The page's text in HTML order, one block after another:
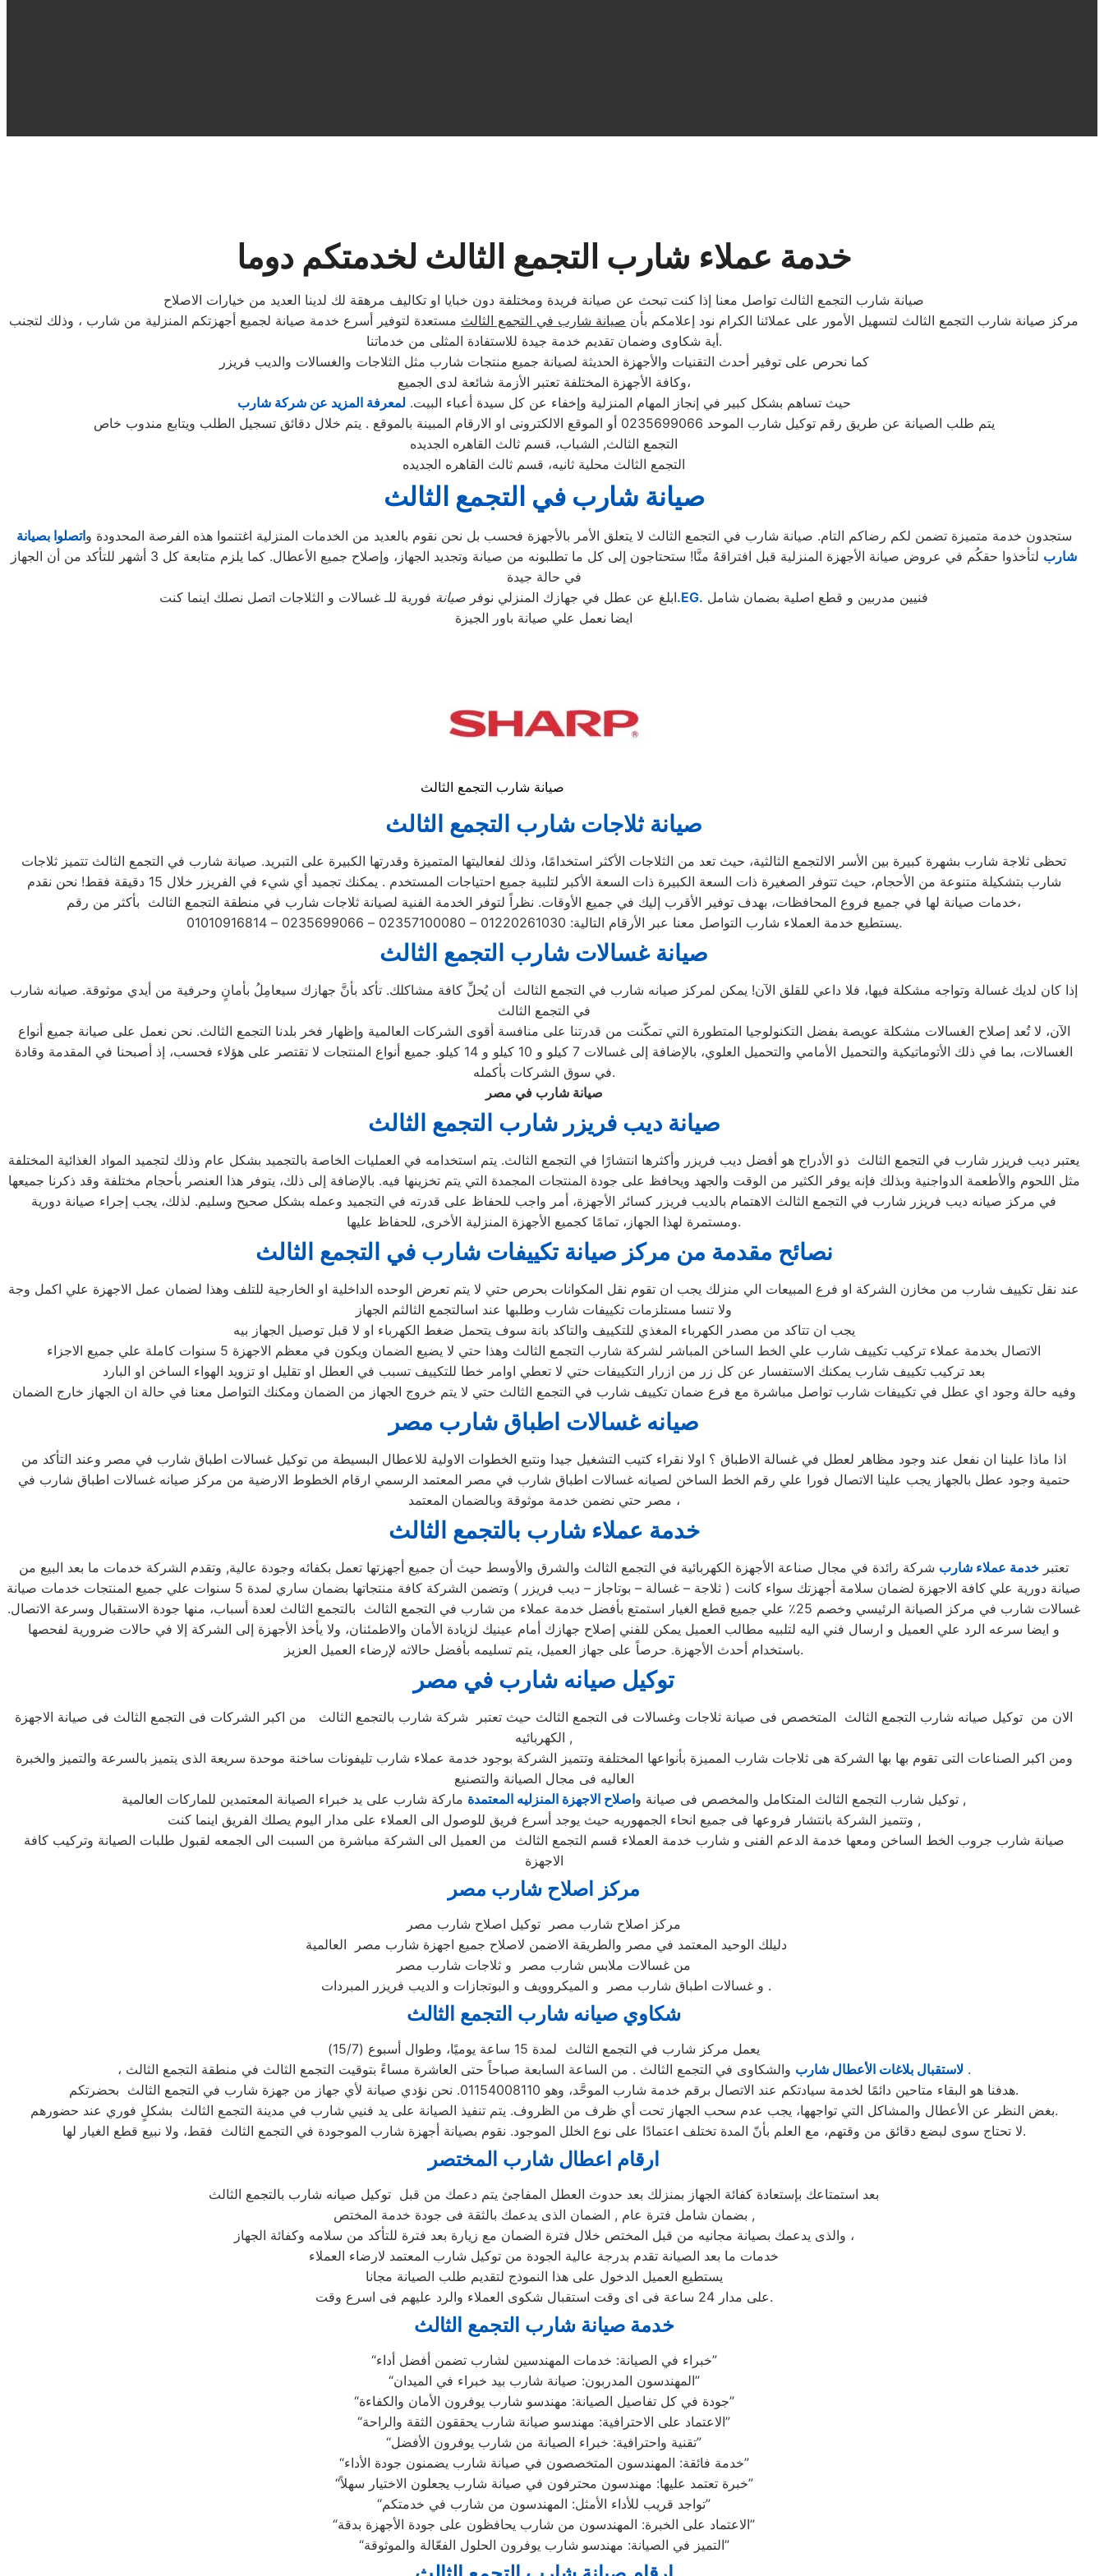
خدمة عملاء شارب التجمع الثالث لخدمتكم دوما
صيانة شارب التجمع الثالث تواصل معنا إذا كنت تبحث عن صيانة فريدة ومختلفة دون خبايا او تكاليف مرهقة لك لدينا العديد من خيارات الاصلاح
مركز صيانة شارب التجمع الثالث لتسهيل الأمور على عملائنا الكرام نود إعلامكم بأن صيانة شارب في التجمع الثالث مستعدة لتوفير أسرع خدمة صيانة لجميع أجهزتكم المنزلية من شارب ، وذلك لتجنب
أية شكاوى وضمان تقديم خدمة جيدة للاستفادة المثلى من خدماتنا.
كما نحرص على توفير أحدث التقنيات والأجهزة الحديثة لصيانة جميع منتجات شارب مثل الثلاجات والغسالات والديب فریزر
وكافة الأجهزة المختلفة تعتبر الأزمة شائعة لدى الجميع،
حيث تساهم بشكل كبير في إنجاز المهام المنزلية وإخفاء عن كل سيدة أعباء البيت. لمعرفة المزيد عن شركة شارب
يتم طلب الصيانة عن طريق رقم توكيل شارب الموحد 0235699066 أو الموقع الالكترونى او الارقام المبينة بالموقع . يتم خلال دقائق تسجيل الطلب ويتابع مندوب خاص
التجمع الثالث, الشباب، قسم ثالث القاهره الجديده
التجمع الثالث محلية ثانيه، قسم ثالث القاهره الجديده
صيانة شارب في التجمع الثالث
ستجدون خدمة متميزة تضمن لكم رضاكم التام. صيانة شارب في التجمع الثالث لا يتعلق الأمر بالأجهزة فحسب بل نحن نقوم بالعديد من الخدمات المنزلية اغتنموا هذه الفرصة المحدودة واتصلوا بصيانة
شارب
لتأخذوا حقكُم في عروض صيانة الأجهزة المنزلية قبل افتراقهُ منَّا! ستحتاجون إلى كل ما تطلبونه من صيانة وتجديد الجهاز، وإصلاح جميع الأعطال. كما يلزم متابعة كل 3 أشهر للتأكد من أن الجهاز
في حالة جيدة
ابلغ عن عطل في جهازك المنزلي نوفر صيانة فورية للـ غسالات و الثلاجات اتصل نصلك اينما كنت .EG. فنيين مدربين و قطع اصلية بضمان شامل
ايضا نعمل علي صيانة باور الجيزة
صيانة شارب التجمع الثالث
صيانة ثلاجات شارب التجمع الثالث
تحظى ثلاجة شارب بشهرة كبيرة بين الأسر الالتجمع الثالثية، حيث تعد من الثلاجات الأكثر استخدامًا، وذلك لفعاليتها المتميزة وقدرتها الكبيرة على التبريد. صيانة شارب في التجمع الثالث تتميز ثلاجات
شارب بتشكيلة متنوعة من الأحجام، حيث تتوفر الصغيرة ذات السعة الكبيرة ذات السعة الأكبر لتلبية جميع احتياجات المستخدم . يمكنك تجميد أي شيء في الفريزر خلال 15 دقيقة فقط! نحن نقدم
خدمات صيانة لها في جميع فروع المحافظات، بهدف توفير الأقرب إليك في جميع الأوقات. نظراً لتوفر الخدمة الفنية لصيانة ثلاجات شارب في منطقة التجمع الثالث بأكثر من رقم،
يستطيع خدمة العملاء شارب التواصل معنا عبر الأرقام التالية: 01220261030 – 02357100080 – 0235699066 – 01010916814.
صيانة غسالات شارب التجمع الثالث
إذا كان لديك غسالة وتواجه مشكلة فيها، فلا داعي للقلق الآن! يمكن لمركز صيانه شارب في التجمع الثالث أن يُحلِّ كافة مشاكلك. تأكد بأنَّ جهازك سيعامِلُ بأمانٍ وحرفية من أيدي موثوقة. صيانه شارب
في التجمع الثالث
الآن، لا تُعد إصلاح الغسالات مشكلة عويصة بفضل التكنولوجيا المتطورة التي تمكّنت من قدرتنا على منافسة أقوى الشركات العالمية وإظهار فخر بلدنا التجمع الثالث. نحن نعمل على صيانة جميع أنواع
الغسالات، بما في ذلك الأتوماتيكية والتحميل الأمامي والتحميل العلوي، بالإضافة إلى غسالات 7 كيلو و 10 كيلو و 14 كيلو. جميع أنواع المنتجات لا تقتصر على هؤلاء فحسب، إذ أصبحنا في المقدمة وقادة
في سوق الشركات بأكمله.
صيانة شارب في مصر
صيانة ديب فريزر شارب التجمع الثالث
يعتبر ديب فريزر شارب في التجمع الثالث ذو الأدراج هو أفضل ديب فريزر وأكثرها انتشارًا في التجمع الثالث. يتم استخدامه في العمليات الخاصة بالتجميد بشكل عام وذلك لتجميد المواد الغذائية المختلفة
مثل اللحوم والأطعمة الدواجنية وبذلك فإنه يوفر الكثير من الوقت والجهد ويحافظ على جودة المنتجات المجمدة التي يتم تخزينها فيه. بالإضافة إلى ذلك، يتوفر هذا العنصر بأحجام مختلفة وقد ذكرنا جميعها
في مركز صيانه ديب فريزر شارب في التجمع الثالث الاهتمام بالديب فريزر كسائر الأجهزة، أمر واجب للحفاظ على قدرته في التجميد وعمله بشكل صحيح وسليم. لذلك، يجب إجراء صيانة دورية
ومستمرة لهذا الجهاز، تمامًا كجميع الأجهزة المنزلية الأخرى، للحفاظ عليها.
نصائح مقدمة من مركز صيانة تكييفات شارب في التجمع الثالث
عند نقل تكييف شارب من مخازن الشركة او فرع المبيعات الي منزلك يجب ان تقوم نقل المكوانات بحرص حتي لا يتم تعرض الوحده الداخلية او الخارجية للتلف وهذا لضمان عمل الاجهزة علي اكمل وجة
ولا تنسا مستلزمات تكييفات شارب وطلبها عند اسالتجمع الثالثم الجهاز
يجب ان تتاكد من مصدر الكهرباء المغذي للتكييف والتاكد بانة سوف يتحمل ضغط الكهرباء او لا قبل توصيل الجهاز بيه
الاتصال بخدمة عملاء تركيب تكييف شارب علي الخط الساخن المباشر لشركة شارب التجمع الثالث وهذا حتي لا يضيع الضمان ويكون في معظم الاجهزة 5 سنوات كاملة علي جميع الاجزاء
بعد تركيب تكييف شارب يمكنك الاستفسار عن كل زر من ازرار التكييفات حتي لا تعطي اوامر خطا للتكييف تسبب في العطل او تقليل او تزويد الهواء الساخن او البارد
وفيه حالة وجود اي عطل في تكييفات شارب تواصل مباشرة مع فرع ضمان تكييف شارب في التجمع الثالث حتي لا يتم خروج الجهاز من الضمان ومكنك التواصل معنا في حالة ان الجهاز خارج الضمان
صيانه غسالات اطباق شارب مصر
اذا ماذا علينا ان نفعل عند وجود مظاهر لعطل في غسالة الاطباق ؟ اولا نقراء كتيب التشغيل جيدا ونتبع الخطوات الاولية للاعطال البسيطة من توكيل غسالات اطباق شارب في مصر وعند التأكد من
حتمية وجود عطل بالجهاز يجب علينا الاتصال فورا علي رقم الخط الساخن لصيانه غسالات اطباق شارب في مصر المعتمد الرسمي ارقام الخطوط الارضية من مركز صيانه غسالات اطباق شارب في
مصر حتي نضمن خدمة موثوقة وبالضمان المعتمد ،
خدمة عملاء شارب بالتجمع الثالث
تعتبر خدمة عملاء شارب شركة رائدة في مجال صناعة الأجهزة الكهربائية في التجمع الثالث والشرق والأوسط حيث أن جميع أجهزتها تعمل بكفائه وجودة عالية, وتقدم الشركة خدمات ما بعد البيع من
صيانة دورية علي كافة الاجهزة لضمان سلامة أجهزتك سواء كانت ( ثلاجة – غسالة – بوتاجاز – ديب فريزر ) وتضمن الشركة كافة منتجاتها بضمان ساري لمدة 5 سنوات علي جميع المنتجات خدمات صيانة
غسالات شارب في مركز الصيانة الرئيسي وخصم 25٪ علي جميع قطع الغيار استمتع بأفضل خدمة عملاء من شارب في التجمع الثالث بالتجمع الثالث لعدة أسباب، منها جودة الاستقبال وسرعة الاتصال.
و ايضا سرعه الرد علي العميل و ارسال فني اليه لتلبيه مطالب العميل يمكن للفني إصلاح جهازك أمام عينيك لزيادة الأمان والاطمئنان، ولا يأخذ الأجهزة إلى الشركة إلا في حالات ضرورية لفحصها
باستخدام أحدث الأجهزة. حرصاً على جهاز العميل، يتم تسليمه بأفضل حالاته لإرضاء العميل العزيز.
توكيل صيانه شارب في مصر
الان من توكيل صيانه شارب التجمع الثالث المتخصص فى صيانة ثلاجات وغسالات فى التجمع الثالث حيث تعتبر شركة شارب بالتجمع الثالث من اكبر الشركات فى التجمع الثالث فى صيانة الاجهزة
الكهربائيه ,
ومن اكبر الصناعات التى تقوم بها بها الشركة هى ثلاجات شارب المميزة بأنواعها المختلفة وتتميز الشركة بوجود خدمة عملاء شارب تليفونات ساخنة موحدة سريعة الذى يتميز بالسرعة والتميز والخبرة
العاليه فى مجال الصيانة والتصنيع
توكيل شارب التجمع الثالث المتكامل والمخصص فى صيانة واصلاح الاجهزة المنزليه المعتمدة
ماركة شارب على يد خبراء الصيانة المعتمدين للماركات العالمية ,
وتتميز الشركة بانتشار فروعها فى جميع انحاء الجمهوريه حيث يوجد أسرع فريق للوصول الى العملاء على مدار اليوم يصلك الفريق اينما كنت ,
صيانة شارب جروب الخط الساخن ومعها خدمة الدعم الفنى و شارب خدمة العملاء قسم التجمع الثالث من العميل الى الشركة مباشرة من السبت الى الجمعه لقبول طلبات الصيانة وتركيب كافة
الاجهزة
مركز اصلاح شارب مصر
مركز اصلاح شارب مصر توكيل اصلاح شارب مصر
دليلك الوحيد المعتمد في مصر والطريقة الاضمن لاصلاح جميع اجهزة شارب مصر العالمية
من غسالات ملابس شارب مصر و ثلاجات شارب مصر
و غسالات اطباق شارب مصر و الميكروويف و البوتجازات و الديب فريزر المبردات .
شكاوي صيانه شارب التجمع الثالث
يعمل مركز شارب في التجمع الثالث لمدة 15 ساعة يوميًا، وطوال أسبوع (15/7)
،
لاستقبال بلاغات الأعطال شاربوالشكاوى في التجمع الثالث . من الساعة السابعة صباحاً حتى العاشرة مساءً بتوقيت التجمع الثالث في منطقة التجمع الثالث .
هدفنا هو البقاء متاحين دائمًا لخدمة سيادتكم عند الاتصال برقم خدمة شارب الموحَّد، وهو 01154008110. نحن نؤدي صيانة لأي جهاز من جهزة شارب في التجمع الثالث بحضرتكم.
بغض النظر عن الأعطال والمشاكل التي تواجهها، يجب عدم سحب الجهاز تحت أي ظرف من الظروف. يتم تنفيذ الصيانة على يد فنيي شارب في مدينة التجمع الثالث بشكلٍ فوري عند حضورهم.
لا تحتاج سوى لبضع دقائق من وقتهم، مع العلم بأنّ المدة تختلف اعتمادًا على نوع الخلل الموجود. نقوم بصيانة أجهزة شارب الموجودة في التجمع الثالث فقط، ولا نبيع قطع الغيار لها.
ارقام اعطال شارب المختصر
بعد استمتاعك بإستعادة كفائة الجهاز بمنزلك بعد حدوث العطل المفاجئ يتم دعمك من قبل توكيل صيانه شارب بالتجمع الثالث
بضمان شامل فترة عام , الضمان الذى يدعمك بالثقة فى جودة خدمة المختص ,
والذى يدعمك بصيانة مجانيه من قبل المختص خلال فترة الضمان مع زيارة بعد فترة للتأكد من سلامه وكفائة الجهاز ،
خدمات ما بعد الصيانة تقدم بدرجة عالية الجودة من توكيل شارب المعتمد لارضاء العملاء
يستطيع العميل الدخول على هذا النموذج لتقديم طلب الصيانة مجانا
على مدار 24 ساعة فى اى وقت استقبال شكوى العملاء والرد عليهم فى اسرع وقت.
خدمة صيانة شارب التجمع الثالث
“خبراء في الصيانة: خدمات المهندسين لشارب تضمن أفضل أداء”
“المهندسون المدربون: صيانة شارب بيد خبراء في الميدان”
“جودة في كل تفاصيل الصيانة: مهندسو شارب يوفرون الأمان والكفاءة”
“الاعتماد على الاحترافية: مهندسو صيانة شارب يحققون الثقة والراحة”
“تقنية واحترافية: خبراء الصيانة من شارب يوفرون الأفضل”
“خدمة فائقة: المهندسون المتخصصون في صيانة شارب يضمنون جودة الأداء”
“خبرة تعتمد عليها: مهندسون محترفون في صيانة شارب يجعلون الاختيار سهلاً”
“تواجد قريب للأداء الأمثل: المهندسون من شارب في خدمتكم”
“الاعتماد على الخبرة: المهندسون من شارب يحافظون على جودة الأجهزة بدقة”
“التميز في الصيانة: مهندسو شارب يوفرون الحلول الفعّالة والموثوقة”